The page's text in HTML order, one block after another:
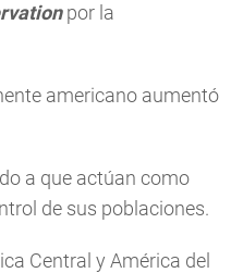
por la
americano aumentó
a que actúan como
de sus poblaciones.
Central y América del